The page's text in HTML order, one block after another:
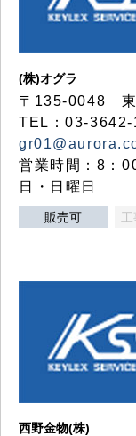
(株)オグラ
〒135-0048 東
TEL：03-
営業時間：8：
日・日曜日
販売可
西野金物(株)